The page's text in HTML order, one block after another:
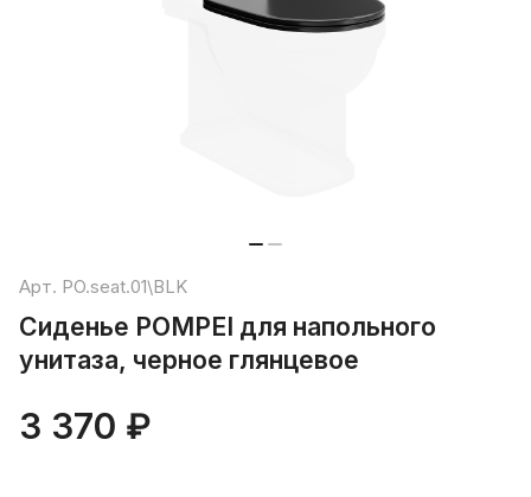
Арт. PO.seat.01\BLK
Сиденье POMPEI для напольного
унитаза, черное глянцевое
3 370 ₽